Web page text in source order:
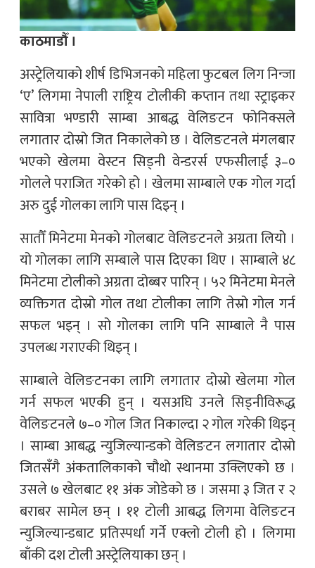
काठमाडौँ ।
अस्ट्रेलियाको शीर्ष डिभिजनको महिला फुटबल लिग निन्जा
‘ए’ लिगमा नेपाली राष्ट्रिय टोलीकी कप्तान तथा स्ट्राइकर
सावित्रा भण्डारी साम्बा आबद्ध वेलिङटन फोनिक्सले
लगातार दोस्रो जित निकालेको छ । वेलिङटनले मंगलबार
भएको खेलमा वेस्टन सिड्नी वेन्डरर्स एफसीलाई ३–०
गोलले पराजित गरेको हो । खेलमा साम्बाले एक गोल गर्दा
अरु दुई गोलका लागि पास दिइन् ।
सातौँ मिनेटमा मेनको गोलबाट वेलिङटनले अग्रता लियो ।
यो गोलका लागि सम्बाले पास दिएका थिए । साम्बाले ४८
मिनेटमा टोलीको अग्रता दोब्बर पारिन् । ५२ मिनेटमा मेनले
व्यक्तिगत दोस्रो गोल तथा टोलीका लागि तेस्रो गोल गर्न
सफल भइन् । सो गोलका लागि पनि साम्बाले नै पास
उपलब्ध गराएकी थिइन् ।
साम्बाले वेलिङटनका लागि लगातार दोस्रो खेलमा गोल
गर्न सफल भएकी हुन् । यसअघि उनले सिड्नीविरूद्ध
वेलिङटनले ७–० गोल जित निकाल्दा २ गोल गरेकी थिइन्
। साम्बा आबद्ध न्युजिल्यान्डको वेलिङटन लगातार दोस्रो
जितसँगै अंकतालिकाको चौथो स्थानमा उक्लिएको छ ।
उसले ७ खेलबाट ११ अंक जोडेको छ । जसमा ३ जित र २
बराबर सामेल छन् । ११ टोली आबद्ध लिगमा वेलिङटन
न्युजिल्यान्डबाट प्रतिस्पर्धा गर्ने एक्लो टोली हो । लिगमा
बाँकी दश टोली अस्ट्रेलियाका छन् ।